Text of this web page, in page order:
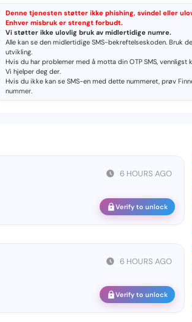
Denne tjenesten støtter ikke phishing, svindel eller
Enhver misbruk er strengt forbudt.
Vi støtter ikke ulovlig bruk av midlertidige numre.
Alle kan se den midlertidige SMS-bekreftelseskoden. Bruk
utvikling.
Hvis du har problemer med å motta din OTP SMS, vennligst
Vi hjelper deg der.
Hvis du ikke kan se SMS-en med dette nummeret, prøv
nummer.
6 HOURS AGO
Verify to unlock
6 HOURS AGO
Verify to unlock